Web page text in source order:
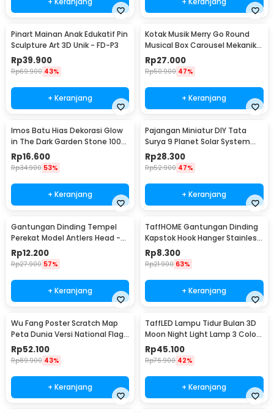
Pinart Mainan Anak Edukatif Pin
Sculpture Art 3D Unik - FD-P3
Rp39.900
Rp69.900 43%
+ Keranjang
Kotak Musik Merry Go Round
Musical Box Carousel Mekanikal
- HD-Y02
Rp27.000
Rp50.900 47%
+ Keranjang
Imos Batu Hias Dekorasi Glow
in The Dark Garden Stone 100
PCS - HC0043
Rp16.600
Rp34.900 53%
+ Keranjang
Pajangan Miniatur DIY Tata
Surya 9 Planet Solar System
Planetary - 2135
Rp28.300
Rp52.900 47%
+ Keranjang
Gantungan Dinding Tempel
Perekat Model Antlers Head -
MU03
Rp12.200
Rp27.900 57%
+ Keranjang
TaffHOME Gantungan Dinding
Kapstok Hook Hanger Stainless
Steel 201 - MT11
Rp8.300
Rp21.900 63%
+ Keranjang
Wu Fang Poster Scratch Map
Peta Dunia Versi National Flag
- ZJP-M018
Rp52.100
Rp89.900 43%
+ Keranjang
TaffLED Lampu Tidur Bulan 3D
Moon Night Light Lamp 3 Color
8cm 1W 5V - LD002701
Rp45.100
Rp76.900 42%
+ Keranjang